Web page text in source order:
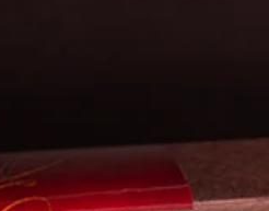
Ihre Wertschätzung. Unser
Zutaten und liebevoller
Kunden ankommt, unsere